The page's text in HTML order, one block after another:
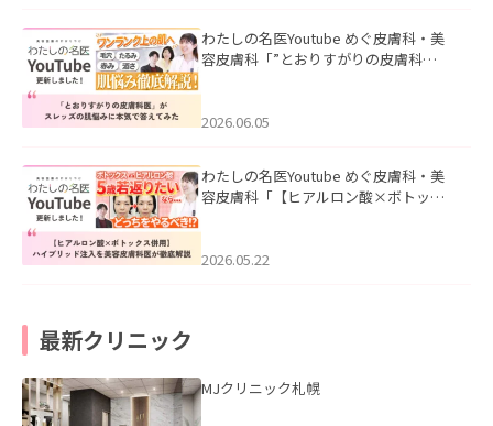
わたしの名医Youtube めぐ皮膚科・美
容皮膚科「”とおりすがりの皮膚科
2026.06.05
わたしの名医Youtube めぐ皮膚科・美
容皮膚科「【ヒアルロン酸×ボトック
た。
2026.05.22
最新クリニック
MJクリニック札幌